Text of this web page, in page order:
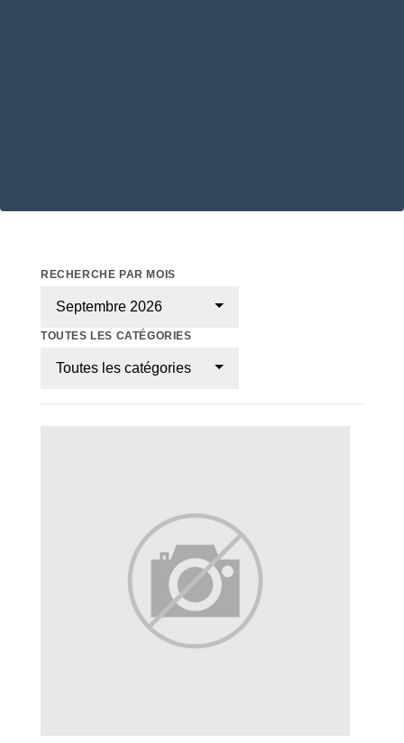
RECHERCHE PAR MOIS
Septembre 2026
TOUTES LES CATÉGORIES
Toutes les catégories